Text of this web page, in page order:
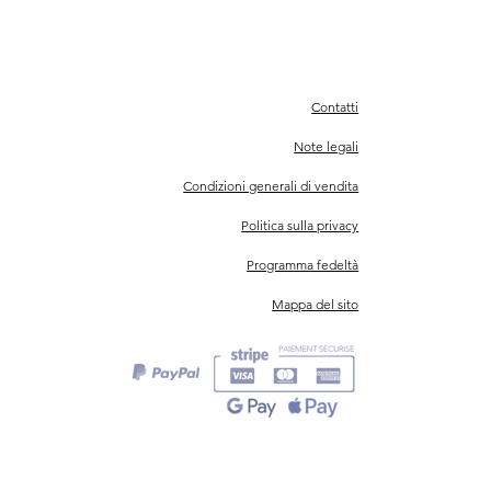
Contatti
Note legali
Condizioni generali di vendita
Politica sulla privacy
Programma fedeltà
Mappa del sito